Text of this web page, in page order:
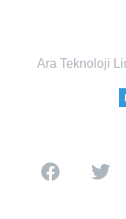
Ara Teknoloji